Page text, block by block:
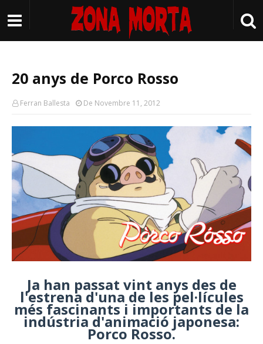
20 anys de Porco Rosso
Ferran Ballesta De Novembre 11, 2012
Ja han passat vint anys des de
l'estrena d'una de les pel·lícules
més fascinants i importants de la
indústria d'animació japonesa:
Porco Rosso.